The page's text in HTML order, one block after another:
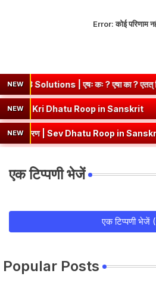
Error:कोई परिणाम
NEWकः ? एषा का ? एतत् किम् ? (दीपकम)
NEW
१० लकार, अर्थ एवं व्याकरण | Kri Dhatu
NEW
Sev Dhatu Roop in Sanskrit ➤एध्
एक टिप्पणी भेजें
एक टिप्पणी भेजें
Popular Posts